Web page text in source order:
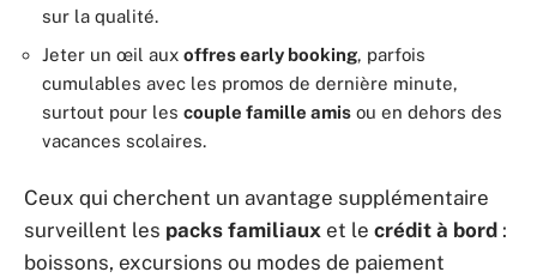
sur la qualité.
Jeter un œil aux offres early booking, parfois
cumulables avec les promos de dernière minute,
surtout pour les couple famille amis ou en dehors des
vacances scolaires.
Ceux qui cherchent un avantage supplémentaire
surveillent les packs familiaux et le crédit à bord :
boissons, excursions ou modes de paiement